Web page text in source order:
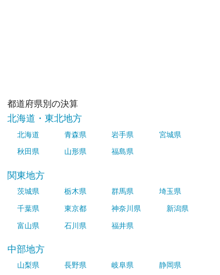
都道府県別の決算
北海道・東北地方
北海道 青森県 岩手県
宮城県
秋田県
山形県 福島県
関東地方
茨城県 栃木県 群馬県
埼玉県
千葉県
東京都 神奈川県
新潟県
富山県
石川県 福井県
中部地方
山梨県 長野県 岐阜県
静岡県